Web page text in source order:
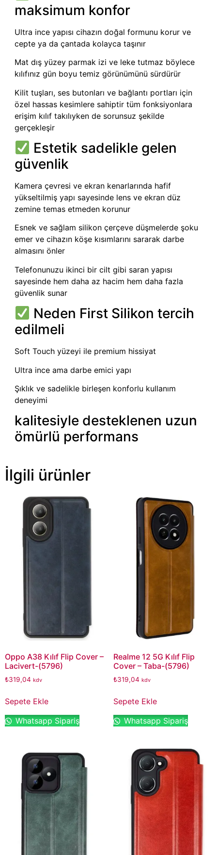
maksimum konfor
Ultra ince yapısı cihazın doğal formunu korur ve
cepte ya da çantada kolayca taşınır
Mat dış yüzey parmak izi ve leke tutmaz böylece
kılıfınız gün boyu temiz görünümünü sürdürür
Kilit tuşları, ses butonları ve bağlantı portları için
özel hassas kesimlere sahiptir tüm fonksiyonlara
erişim kılıf takılıyken de sorunsuz şekilde
gerçekleşir
Estetik sadelikle gelen
güvenlik
Kamera çevresi ve ekran kenarlarında hafif
yükseltilmiş yapı sayesinde lens ve ekran düz
zemine temas etmeden korunur
Esnek ve sağlam silikon çerçeve düşmelerde şoku
emer ve cihazın köşe kısımlarını sararak darbe
almasını önler
Telefonunuzu ikinci bir cilt gibi saran yapısı
sayesinde hem daha az hacim hem daha fazla
güvenlik sunar
Neden First Silikon tercih
edilmeli
Soft Touch yüzeyi ile premium hissiyat
Ultra ince ama darbe emici yapı
Şıklık ve sadelikle birleşen konforlu kullanım
deneyimi
kalitesiyle desteklenen uzun
ömürlü performans
İlgili ürünler
Oppo A38 Kılıf Flip Cover –
Lacivert-(5796)
₺319,04 kdv
Sepete Ekle
Whatsapp Sipariş
Realme 12 5G Kılıf Flip
Cover – Taba-(5796)
₺319,04 kdv
Sepete Ekle
Whatsapp Sipariş